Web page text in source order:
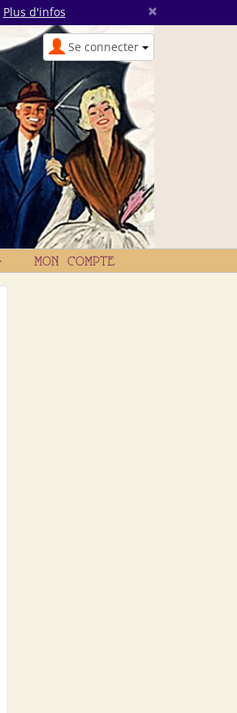
Plus d'infos ×
Se connecter
MON COMPTE